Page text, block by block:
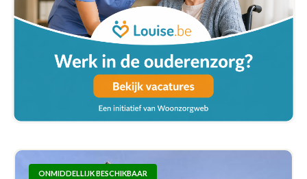
ONMIDDELLIJK BESCHIKBAAR